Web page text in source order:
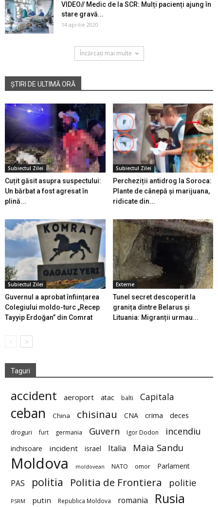
VIDEO// Medic de la SCR: Mulți pacienți ajung în
stare gravă...
14 aprilie 2020
Încărcați mai multe
ȘTIRI DE ULTIMĂ ORĂ
Subiectul Zilei
Cuțit găsit asupra suspectului:
Un bărbat a fost agresat în
plină...
Subiectul Zilei
Percheziții antidrog la Soroca:
Plante de cânepă și marijuana,
ridicate din...
Subiectul Zilei
Guvernul a aprobat înființarea
Colegiului moldo-turc „Recep
Tayyip Erdoğan” din Comrat
Externe
Tunel secret descoperit la
granița dintre Belarus și
Lituania: Migranții urmau...
Taguri
accident aeroport atac balti Capitala
ceban China chisinau CNA crima deces
droguri furt germania Guvern Igor Dodon incendiu
inchisoare incident israel Italia Maia Sandu
Moldova moldovean NATO omor Parlament
PAS politia Politia de Frontiera politie
PSRM putin Republica Moldova romania Rusia